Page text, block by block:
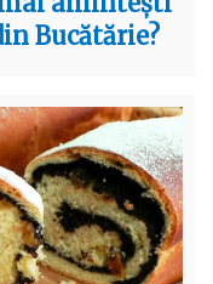
Bucătărie?